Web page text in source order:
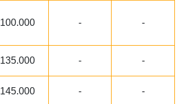
100.000 - -
135.000 - -
145.000 - -